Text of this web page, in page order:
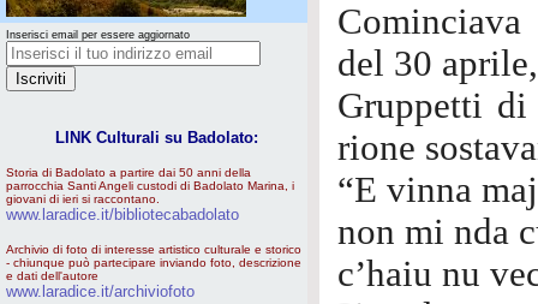
Inserisci email per essere aggiornato
LINK Culturali su Badolato:
Storia di Badolato a partire dai 50 anni della
parrocchia Santi Angeli custodi di Badolato Marina, i
giovani di ieri si raccontano.
www.laradice.it/bibliotecabadolato
Archivio di foto di interesse artistico culturale e storico
- chiunque può partecipare inviando foto, descrizione
e dati dell'autore
www.laradice.it/archiviofoto
del 30
Gruppetti
rione
“E vinna
non mi nda
c’haiu nu